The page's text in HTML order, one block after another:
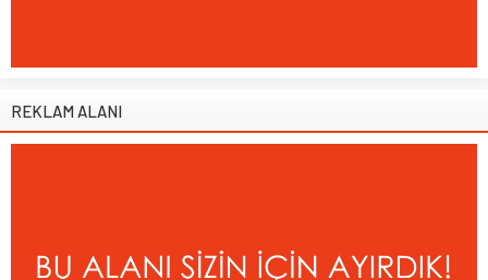
REKLAM ALANI